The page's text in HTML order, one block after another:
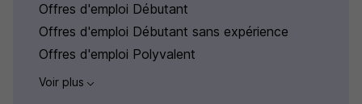
Offres d'emploi Débutant
Offres d'emploi Débutant sans expérience
Offres d'emploi Polyvalent
Voir plus